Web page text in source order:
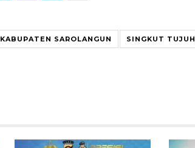
KABUPATEN SAROLANGUN SINGKUT TUJUH